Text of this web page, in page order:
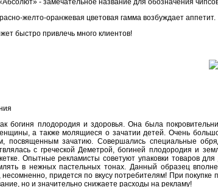
- замечательное название для обозначения
желто-оранжевая цветовая гамма возбуждает аппетит.
быстро привлечь много клиентов!
богиня плодородия и здоровья. Она была
а также молящиеся о зачатии детей. Очень
посвященным зачатию. Совершались специальные
с греческой Деметрой, богиней плодородия и
Опытные рекламисты советуют упаковки товаров для
в нежных пастельных тонах. Данный образец вполне
придется по вкусу потребителям! При покупке
но и значительно снижаете расходы на рекламу!